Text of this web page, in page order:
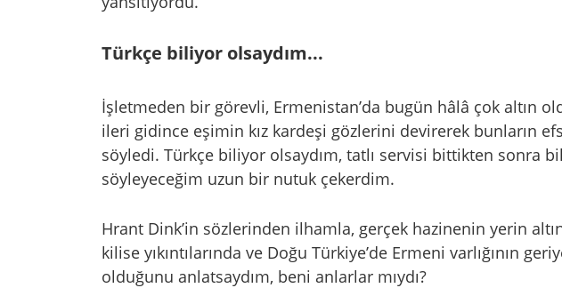
Türkçe biliyor olsaydım...
İşletmeden bir görevli, Ermenistan’da bugün hâlâ çok altın
ileri gidince eşimin kız kardeşi gözlerini devirerek bunların
söyledi. Türkçe biliyor olsaydım, tatlı servisi bittikten sonra
söyleyeceğim uzun bir nutuk çekerdim.
Hrant Dink’in sözlerinden ilhamla, gerçek hazinenin yerin
kilise yıkıntılarında ve Doğu Türkiye’de Ermeni varlığının
olduğunu anlatsaydım, beni anlarlar mıydı?